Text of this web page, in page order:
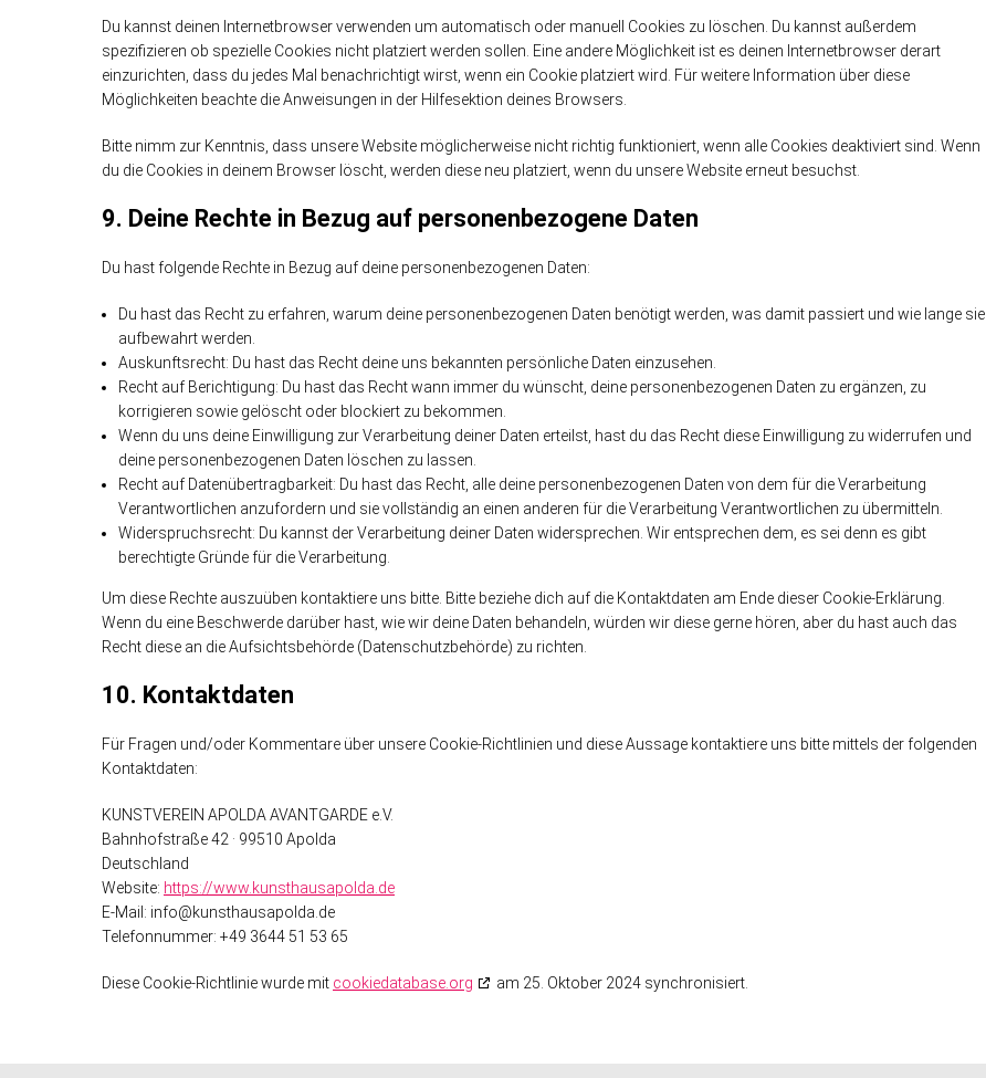
Du kannst deinen Internetbrowser verwenden um automatisch oder manuell Cookies zu löschen. Du kannst außerdem
spezifizieren ob spezielle Cookies nicht platziert werden sollen. Eine andere Möglichkeit ist es deinen Internetbrowser derart
einzurichten, dass du jedes Mal benachrichtigt wirst, wenn ein Cookie platziert wird. Für weitere Information über diese
Möglichkeiten beachte die Anweisungen in der Hilfesektion deines Browsers.
Bitte nimm zur Kenntnis, dass unsere Website möglicherweise nicht richtig funktioniert, wenn alle Cookies deaktiviert sind. Wenn
du die Cookies in deinem Browser löscht, werden diese neu platziert, wenn du unsere Website erneut besuchst.
9. Deine Rechte in Bezug auf personenbezogene Daten
Du hast folgende Rechte in Bezug auf deine personenbezogenen Daten:
Du hast das Recht zu erfahren, warum deine personenbezogenen Daten benötigt werden, was damit passiert und wie lange sie
aufbewahrt werden.
Auskunftsrecht: Du hast das Recht deine uns bekannten persönliche Daten einzusehen.
Recht auf Berichtigung: Du hast das Recht wann immer du wünscht, deine personenbezogenen Daten zu ergänzen, zu
korrigieren sowie gelöscht oder blockiert zu bekommen.
Wenn du uns deine Einwilligung zur Verarbeitung deiner Daten erteilst, hast du das Recht diese Einwilligung zu widerrufen und
deine personenbezogenen Daten löschen zu lassen.
Recht auf Datenübertragbarkeit: Du hast das Recht, alle deine personenbezogenen Daten von dem für die Verarbeitung
Verantwortlichen anzufordern und sie vollständig an einen anderen für die Verarbeitung Verantwortlichen zu übermitteln.
Widerspruchsrecht: Du kannst der Verarbeitung deiner Daten widersprechen. Wir entsprechen dem, es sei denn es gibt
berechtigte Gründe für die Verarbeitung.
Um diese Rechte auszuüben kontaktiere uns bitte. Bitte beziehe dich auf die Kontaktdaten am Ende dieser Cookie-Erklärung.
Wenn du eine Beschwerde darüber hast, wie wir deine Daten behandeln, würden wir diese gerne hören, aber du hast auch das
Recht diese an die Aufsichtsbehörde (Datenschutzbehörde) zu richten.
10. Kontaktdaten
Für Fragen und/oder Kommentare über unsere Cookie-Richtlinien und diese Aussage kontaktiere uns bitte mittels der folgenden
Kontaktdaten:
KUNSTVEREIN APOLDA AVANTGARDE e.V.
Bahnhofstraße 42 · 99510 Apolda
Deutschland
Website: https://www.kunsthausapolda.de
E-Mail: info@kunsthausapolda.de
Telefonnummer: +49 3644 51 53 65
Diese Cookie-Richtlinie wurde mit cookiedatabase.org am 25. Oktober 2024 synchronisiert.